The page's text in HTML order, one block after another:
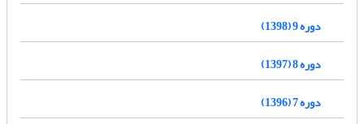
دوره 9 (1398)
دوره 8 (1397)
دوره 7 (1396)